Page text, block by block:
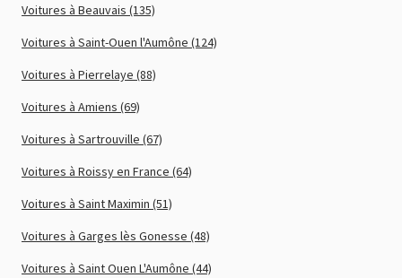
Voitures à Beauvais (135)
Voitures à Saint-Ouen l'Aumône (124)
Voitures à Pierrelaye (88)
Voitures à Amiens (69)
Voitures à Sartrouville (67)
Voitures à Roissy en France (64)
Voitures à Saint Maximin (51)
Voitures à Garges lès Gonesse (48)
Voitures à Saint Ouen L'Aumône (44)